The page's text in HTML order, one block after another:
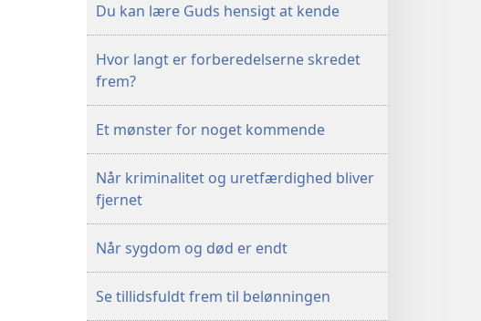
Du kan lære Guds hensigt at kende
Hvor langt er forberedelserne skredet
frem?
Et mønster for noget kommende
Når kriminalitet og uretfærdighed bliver
fjernet
Når sygdom og død er endt
Se tillidsfuldt frem til belønningen